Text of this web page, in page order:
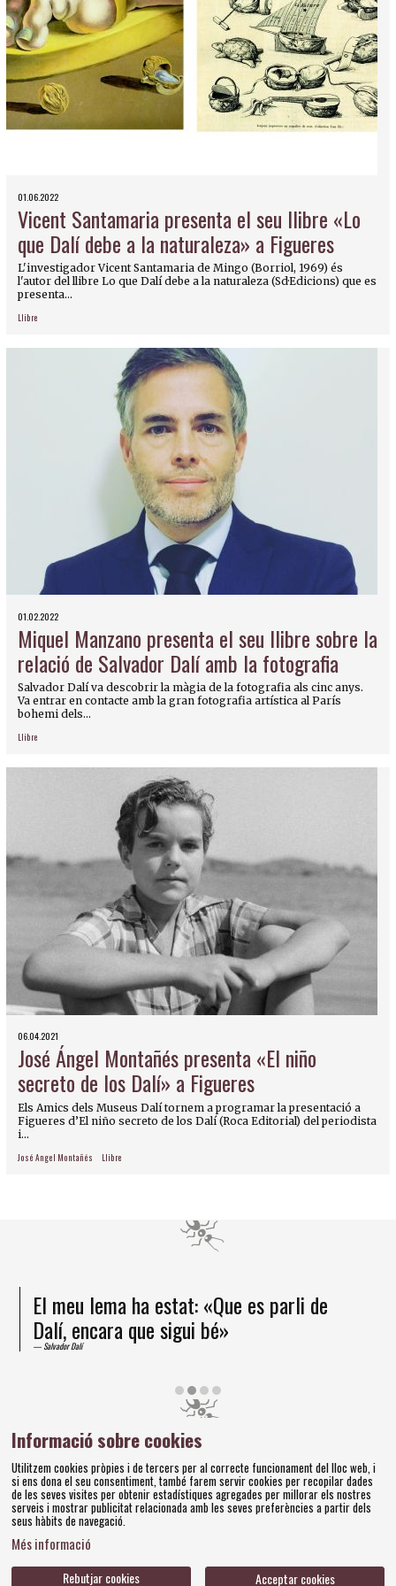
01.06.2022
Vicent Santamaria presenta el seu llibre «Lo
que Dalí debe a la naturaleza» a Figueres
L'investigador Vicent Santamaria de Mingo (Borriol, 1969) és
l'autor del llibre Lo que Dalí debe a la naturaleza (Sd·Edicions) que es
presenta...
Llibre
01.02.2022
Miquel Manzano presenta el seu llibre sobre la
relació de Salvador Dalí amb la fotografia
Salvador Dalí va descobrir la màgia de la fotografia als cinc anys.
Va entrar en contacte amb la gran fotografia artística al París
bohemi dels...
Llibre
06.04.2021
José Ángel Montañés presenta «El niño
secreto de los Dalí» a Figueres
Els Amics dels Museus Dalí tornem a programar la presentació a
Figueres d’El niño secreto de los Dalí (Roca Editorial) del periodista
i...
José Angel Montañés Llibre
El meu lema ha estat: «Que es parli de
Dalí, encara que sigui bé»
Salvador Dalí
Figueres
Tel. 972 677 520 |amics@fundaciodali.org
Sitemap | Avís Legal
Contacteu | Bases concursos
Informació sobre cookies
Utilitzem cookies pròpies i de tercers per al correcte funcionament del lloc web, i
si ens dona el seu consentiment, també farem servir cookies per recopilar dades
de les seves visites per obtenir estadístiques agregades per millorar els nostres
serveis i mostrar publicitat relacionada amb les seves preferències a partir dels
seus hàbits de navegació.
Més informació
Acceptar cookies
Rebutjar cookies